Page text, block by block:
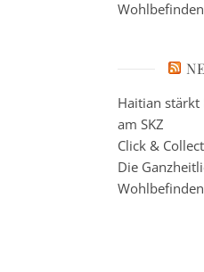
Haitian
am SKZ
Click &
Die